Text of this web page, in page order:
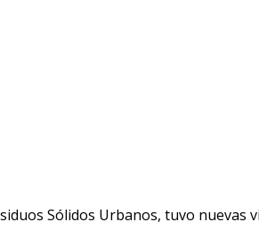
Sólidos Urbanos, tuvo nuevas